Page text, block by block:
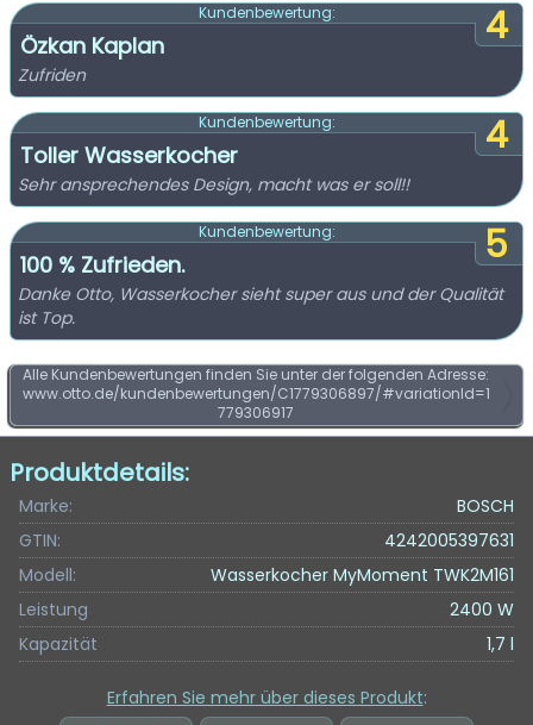
4
Kundenbewertung:
Özkan Kaplan
Zufriden
4
Kundenbewertung:
Toller Wasserkocher
Sehr ansprechendes Design, macht was er soll!!
5
Kundenbewertung:
100 % Zufrieden.
Danke Otto, Wasserkocher sieht super aus und der Qualität
ist Top.
Alle Kundenbewertungen finden Sie unter der folgenden Adresse:
www.otto.de/kundenbewertungen/C1779306897/#variationId=1
779306917
Produktdetails:
Marke:
BOSCH
GTIN:
4242005397631
Modell:
Wasserkocher MyMoment TWK2M161
Leistung
2400 W
Kapazität
1,7 l
Erfahren Sie mehr über dieses Produkt: